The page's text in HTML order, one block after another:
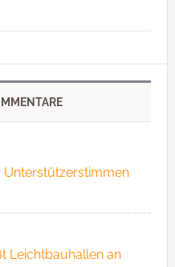
Unterstützerstimmen
Leichtbauhallen an